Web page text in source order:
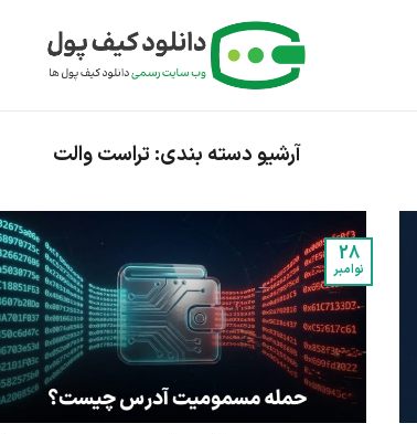
آرشیو دسته بندی: تراست والت
28
نوامبر